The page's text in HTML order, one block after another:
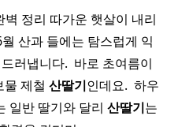
정리 따가운 햇살이 내리
산과 들에는 탐스럽게 익
러냅니다. ​ 바로 초여름이
제철 산딸기인데요. ​ 하우
일반 딸기와 달리 산딸기는